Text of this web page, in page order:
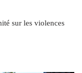
sur les violences